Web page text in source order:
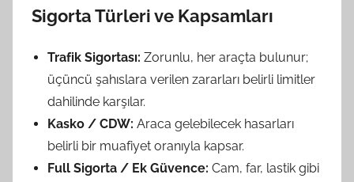
Sigorta Türleri ve Kapsamları
Trafik Sigortası: Zorunlu, her araçta bulunur;
üçüncü şahıslara verilen zararları belirli limitler
dahilinde karşılar.
Kasko / CDW: Araca gelebilecek hasarları
belirli bir muafiyet oranıyla kapsar.
Full Sigorta / Ek Güvence: Cam, far, lastik gibi